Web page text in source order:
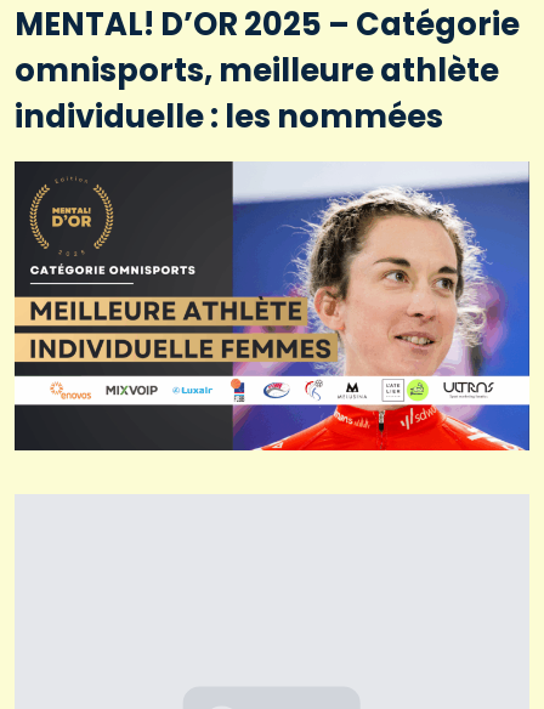
MENTAL! D’OR 2025 – Catégorie
omnisports, meilleure athlète
individuelle : les nommées